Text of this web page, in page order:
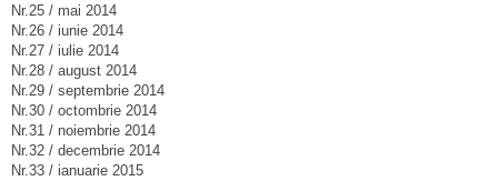
Nr.25 / mai 2014
Nr.26 / iunie 2014
Nr.27 / iulie 2014
Nr.28 / august 2014
Nr.29 / septembrie 2014
Nr.30 / octombrie 2014
Nr.31 / noiembrie 2014
Nr.32 / decembrie 2014
Nr.33 / ianuarie 2015